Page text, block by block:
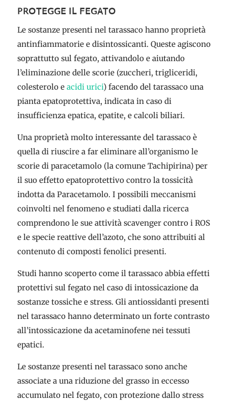
PROTEGGE IL FEGATO
Le sostanze presenti nel tarassaco hanno proprietà
antinfiammatorie e disintossicanti. Queste agiscono
soprattutto sul fegato, attivandolo e aiutando
l’eliminazione delle scorie (zuccheri, trigliceridi,
colesterolo e acidi urici) facendo del tarassaco una
pianta epatoprotettiva, indicata in caso di
insufficienza epatica, epatite, e calcoli biliari.
Una proprietà molto interessante del tarassaco è
quella di riuscire a far eliminare all’organismo le
scorie di paracetamolo (la comune Tachipirina) per
il suo effetto epatoprotettivo contro la tossicità
indotta da Paracetamolo. I possibili meccanismi
coinvolti nel fenomeno e studiati dalla ricerca
comprendono le sue attività scavenger contro i ROS
e le specie reattive dell’azoto, che sono attribuiti al
contenuto di composti fenolici presenti.
Studi hanno scoperto come il tarassaco abbia effetti
protettivi sul fegato nel caso di intossicazione da
sostanze tossiche e stress. Gli antiossidanti presenti
nel tarassaco hanno determinato un forte contrasto
all’intossicazione da acetaminofene nei tessuti
epatici.
Le sostanze presenti nel tarassaco sono anche
associate a una riduzione del grasso in eccesso
accumulato nel fegato, con protezione dallo stress